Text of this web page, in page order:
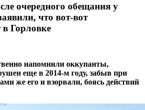
очередного обещания у
что вот-вот
в Горловке
напомнили оккупанты,
еще в 2014-м году, забыв при
же его и взорвали, боясь действий